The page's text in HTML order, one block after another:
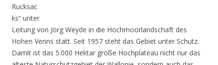
Rucksac
ks“ unter
Leitung von Jörg Weyde in die Hochmoorlandschaft des
Hohen Venns statt. Seit 1957 steht das Gebiet unter Schutz.
Damit ist das 5.000 Hektar große Hochplateau nicht nur das